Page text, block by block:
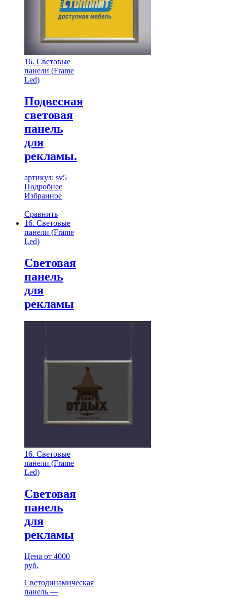
16. Световые
панели (Frame
Led)
Подвесная
световая
панель
для
рекламы.
артикул: sv5
Подробнее
Избранное
Сравнить
16. Световые
панели (Frame
Led)
Световая
панель
для
рекламы
16. Световые
панели (Frame
Led)
Световая
панель
для
рекламы
Цена от 4000
руб.
Светодинамическая
панель —